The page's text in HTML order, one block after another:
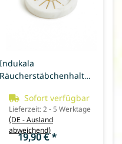
Indukala
Räucherstäbchenhalter
Sofort verfügbar
Lieferzeit:2 - 5 Werktage
(DE - Ausland
abweichend)
19,90 €*